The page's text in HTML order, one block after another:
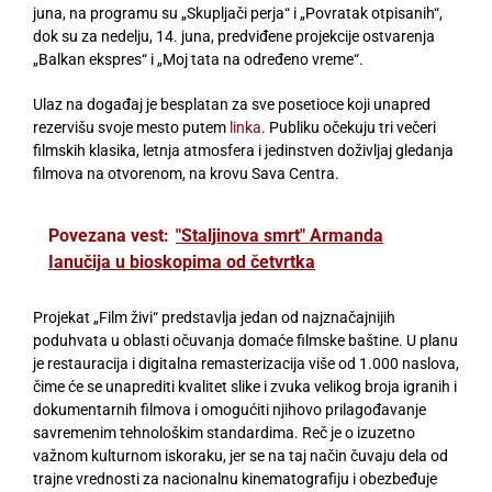
juna, na programu su „Skupljači perja“ i „Povratak otpisanih“,
dok su za nedelju, 14. juna, predviđene projekcije ostvarenja
„Balkan ekspres“ i „Moj tata na određeno vreme“.
Ulaz na događaj je besplatan za sve posetioce koji unapred
rezervišu svoje mesto putem linka. Publiku očekuju tri večeri
filmskih klasika, letnja atmosfera i jedinstven doživljaj gledanja
filmova na otvorenom, na krovu Sava Centra.
Povezana vest: "Staljinova smrt" Armanda
Ianučija u bioskopima od četvrtka
Projekat „Film živi“ predstavlja jedan od najznačajnijih
poduhvata u oblasti očuvanja domaće filmske baštine. U planu
je restauracija i digitalna remasterizacija više od 1.000 naslova,
čime će se unaprediti kvalitet slike i zvuka velikog broja igranih i
dokumentarnih filmova i omogućiti njihovo prilagođavanje
savremenim tehnološkim standardima. Reč je o izuzetno
važnom kulturnom iskoraku, jer se na taj način čuvaju dela od
trajne vrednosti za nacionalnu kinematografiju i obezbeđuje